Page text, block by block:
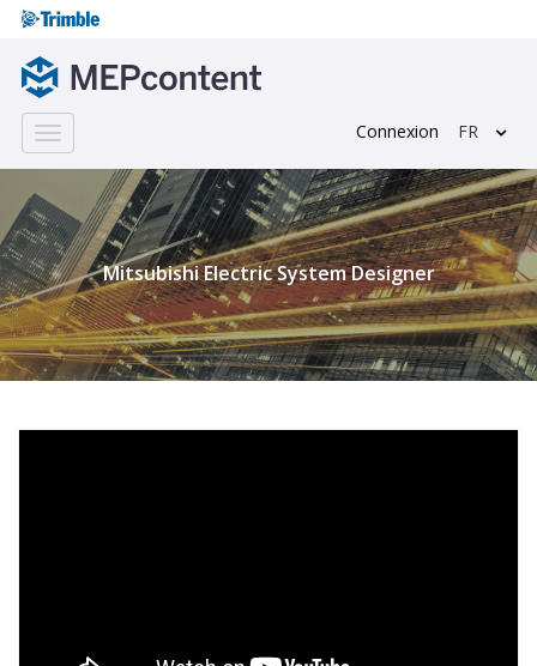
Toggle
navigation
Connexion FR
Mitsubishi Electric System Designer